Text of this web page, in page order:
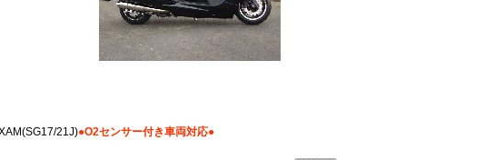
21J)●O2センサー付き車両対応●